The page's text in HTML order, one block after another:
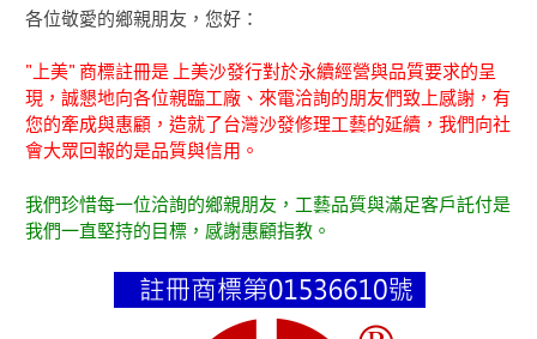
各位敬愛的鄉親朋友，您好：
"上美" 商標註冊是 上美沙發行對於永續經營與品質要求的呈
現，誠懇地向各位親臨工廠、來電洽詢的朋友們致上感謝，有
您的牽成與惠顧，造就了台灣沙發修理工藝的延續，我們向社
會大眾回報的是品質與信用。
我們珍惜每一位洽詢的鄉親朋友，工藝品質與滿足客戶託付是
我們一直堅持的目標，感謝惠顧指教。